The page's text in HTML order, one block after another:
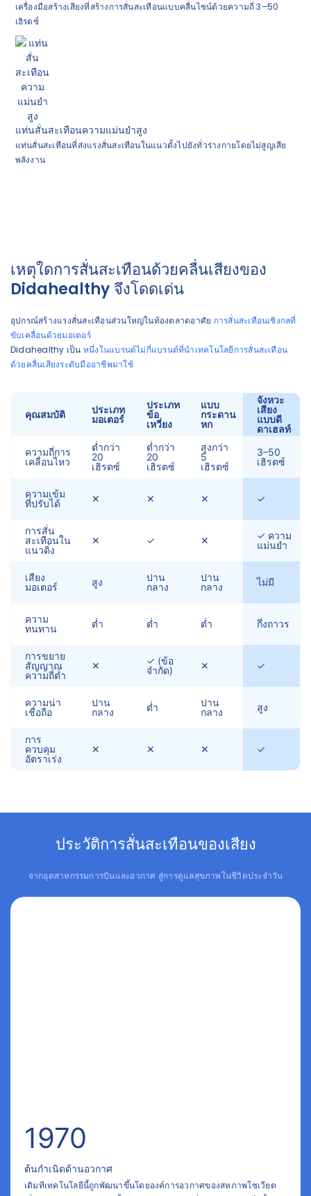
เครื่องมือสร้างเสียงที่สร้างการสั่นสะเทือนแบบคลื่นไซน์ด้วยความถี่ 3–50
เฮิรตซ์
แท่นสั่นสะเทือนความแม่นยำสูง
แท่นสั่นสะเทือนที่ส่งแรงสั่นสะเทือนในแนวตั้งไปยังทั่วร่างกายโดยไม่สูญเสีย
พลังงาน
เหตุใดการสั่นสะเทือนด้วยคลื่นเสียงของ
Didahealthy จึงโดดเด่น
อุปกรณ์สร้างแรงสั่นสะเทือนส่วนใหญ่ในท้องตลาดอาศัย การสั่นสะเทือนเชิงกลที่
ขับเคลื่อนด้วยมอเตอร์
Didahealthy เป็น หนึ่งในแบรนด์ไม่กี่แบรนด์ที่นำเทคโนโลยีการสั่นสะเทือน
ด้วยคลื่นเสียงระดับมืออาชีพมาใช้
คุณสมบัติ
ประเภท
มอเตอร์
ประเภท
ข้อ
เหวี่ยง
แบบ
กระดาน
หก
จังหวะ
เสียง
แบบดี
ดาเฮลท์
ความถี่การ
เคลื่อนไหว
ต่ำกว่า
20
เฮิรตซ์
ต่ำกว่า
20
เฮิรตซ์
สูงกว่า
5
เฮิรตซ์
3–50
เฮิรตซ์
ความเข้ม
ที่ปรับได้
✕ ✕ ✕ ✓
การสั่น
สะเทือนใน
แนวดิ่ง
✕ ✓ ✕
✓ ความ
แม่นยำ
เสียง
มอเตอร์
สูง
ปาน
กลาง
ปาน
กลาง
ไม่มี
ความ
ทนทาน
ต่ำ ต่ำ ต่ำ กึ่งถาวร
การขยาย
สัญญาณ
ความถี่ต่ำ
✕
✓ (ข้อ
จำกัด)
✕ ✓
ความน่า
เชื่อถือ
ปาน
กลาง
ต่ำ
ปาน
กลาง
สูง
การ
ควบคุม
อัตราเร่ง
✕ ✕ ✕ ✓
ประวัติการสั่นสะเทือนของเสียง
จากอุตสาหกรรมการบินและอวกาศ สู่การดูแลสุขภาพในชีวิตประจำวัน
1970
ต้นกำเนิดด้านอวกาศ
เดิมทีเทคโนโลยีนี้ถูกพัฒนาขึ้นโดยองค์การอวกาศของสหภาพโซเวียต